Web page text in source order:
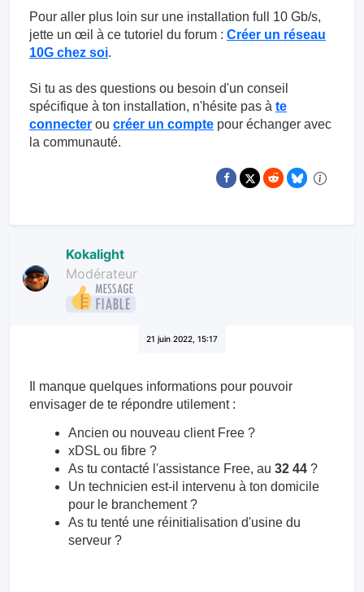
Pour aller plus loin sur une installation full 10 Gb/s,
jette un œil à ce tutoriel du forum : Créer un réseau
10G chez soi.
Si tu as des questions ou besoin d'un conseil
spécifique à ton installation, n'hésite pas à te
connecter ou créer un compte pour échanger avec
la communauté.
Kokalight
Modérateur
21 juin 2022, 15:17
Il manque quelques informations pour pouvoir
envisager de te répondre utilement :
Ancien ou nouveau client Free ?
xDSL ou fibre ?
As tu contacté l'assistance Free, au 32 44 ?
Un technicien est-il intervenu à ton domicile
pour le branchement ?
As tu tenté une réinitialisation d'usine du
serveur ?